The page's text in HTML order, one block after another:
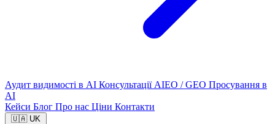
Аудит видимості в AI Консультації AIEO / GEO Просування в
AI
Кейси Блог Про нас Ціни Контакти
🇺🇦 UK